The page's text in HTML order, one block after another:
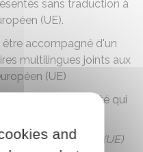
sans traduction à
(UE).
accompagné d'un
multilingues joints aux
(UE)
à l'autorité qui
dupays européen (UE)
and